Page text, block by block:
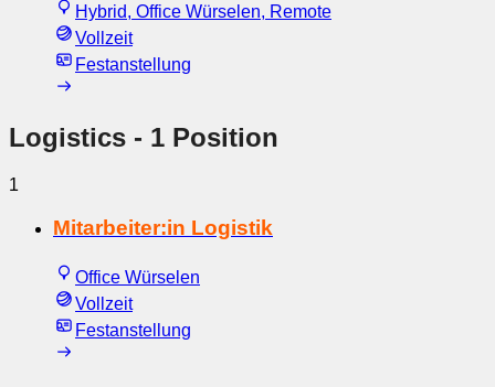
Hybrid, Office Würselen, Remote
Vollzeit
Festanstellung
Logistics - 1 Position
1
Mitarbeiter:in Logistik
Office Würselen
Vollzeit
Festanstellung